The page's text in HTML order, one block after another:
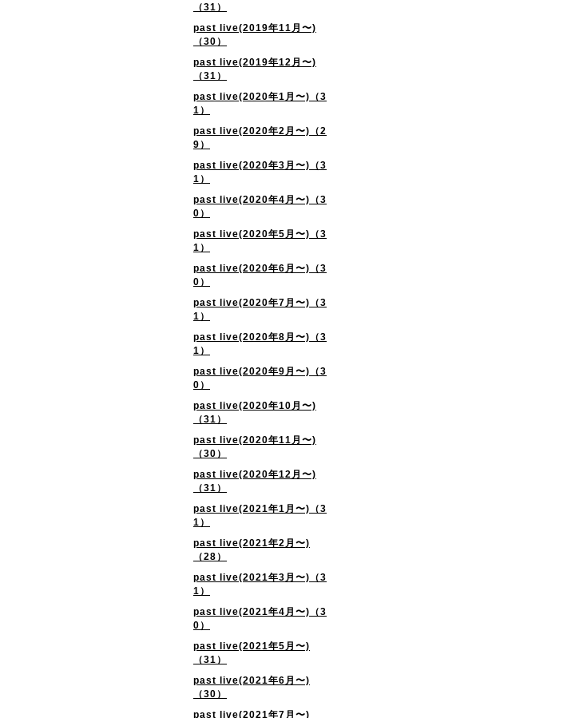
（31）
past live(2019年11月〜)
（30）
past live(2019年12月〜)
（31）
past live(2020年1月〜)（3
1）
past live(2020年2月〜)（2
9）
past live(2020年3月〜)（3
1）
past live(2020年4月〜)（3
0）
past live(2020年5月〜)（3
1）
past live(2020年6月〜)（3
0）
past live(2020年7月〜)（3
1）
past live(2020年8月〜)（3
1）
past live(2020年9月〜)（3
0）
past live(2020年10月〜)
（31）
past live(2020年11月〜)
（30）
past live(2020年12月〜)
（31）
past live(2021年1月〜)（3
1）
past live(2021年2月〜)
（28）
past live(2021年3月〜)（3
1）
past live(2021年4月〜)（3
0）
past live(2021年5月〜)
（31）
past live(2021年6月〜)
（30）
past live(2021年7月〜)